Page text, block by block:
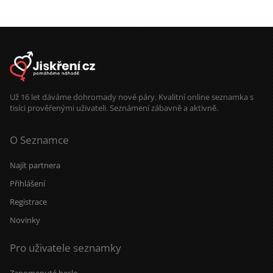
Už 16 let dáváme dohromady nové páry. Kvalitní online seznamka s
tisíci prověřenými uživateli. Seznámení zábavně a aktivně.
O Seznamce
Najít partnera
Přihlášení
Registrace
Novinky
Pro uživatele seznamky